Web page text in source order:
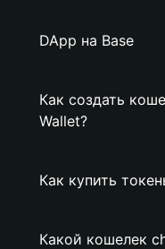
DApp на Base
Как создать
Wallet?
Как купить
Какой кошелек